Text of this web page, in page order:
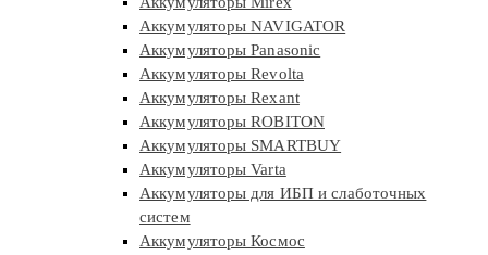
Аккумуляторы NAVIGATOR
Аккумуляторы Panasonic
Аккумуляторы Revolta
Аккумуляторы Rexant
Аккумуляторы ROBITON
Аккумуляторы SMARTBUY
Аккумуляторы Varta
Аккумуляторы для ИБП и слаботочных
систем
Аккумуляторы Космос